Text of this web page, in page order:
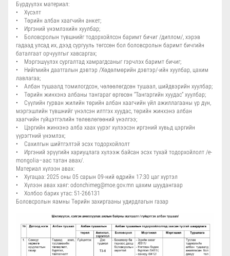
Бүрдүүлэх материал:
• Хүсэлт
• Төрийн албан хаагчийн анкет;
• Иргэний үнэмлэхийн хуулбар;
• Боловсролын түвшнийг тодорхойлсон баримт бичиг /диплом/, хэрэв
гадаад улсад их, дээд сургууль төгссөн бол боловсролын баримт бичгийн
баталгаат орчуулгыг хавсаргах;
• Мэргэшүүлэх сургалтад хамрагдсаныг гэрчлэх баримт бичиг;
• Нийгмийн даатгалын дэвтэр /Хөдөлмөрийн дэвтэр/-ийн хуулбар, цахим
лавлагаа;
• Албан тушаалд томилогдсон, чөлөөлөгдсөн тушаал, шийдвэрийн хуулбар;
• Төрийн жинхэнэ албаны тангараг өргөсөн “Тангаргийн хуудас” хуулбар;
• Сүүлийн гурван жилийн төрийн албан хаагчийн үйл ажиллагааны үр дүн,
мэргэшлийн түвшнийг үнэлсэн илтгэх хуудас, төрийн жинхэнэ албан
хаагчийн гүйцэтгэлийн төлөвлөгөөний үнэлгээ;
• Цэргийн жинхэнэ алба хаах үүрэг хүлээсэн иргэний хувьд цэргийн
үүрэгтний үнэмлэх;
• Сахилгын шийтгэлтэй эсэх тодорхойлолт
• Иргэний эрүүгийн хариуцлага хүлээж байсан эсэх тухай тодорхойлолт /e-
mongolia–аас татан авах/.
Материал хүлээн авах:
• Хугацаа: 2025 оны 05 сарын 09-ний өдрийн 17:30 цаг хүртэл
• Хүлээн авах хаяг: odonchimeg@moe.gov.mn цахим шуудангаар
• Холбоо барих утас: 51-266131
Боловсролын яамны Төрийн захиргааны удирдлагын газар